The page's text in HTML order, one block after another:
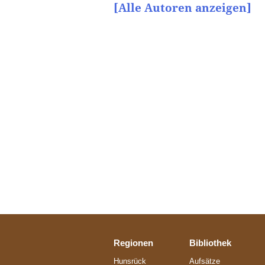
[Alle Autoren anzeigen]
Regionen
Hunsrück
Bibliothek
Aufsätze